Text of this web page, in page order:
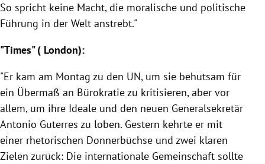
So spricht keine Macht, die moralische und politische
Führung in der Welt anstrebt."
"Times" ( London):
"Er kam am Montag zu den UN, um sie behutsam für
ein Übermaß an Bürokratie zu kritisieren, aber vor
allem, um ihre Ideale und den neuen Generalsekretär
Antonio Guterres zu loben. Gestern kehrte er mit
einer rhetorischen Donnerbüchse und zwei klaren
Zielen zurück: Die internationale Gemeinschaft sollte